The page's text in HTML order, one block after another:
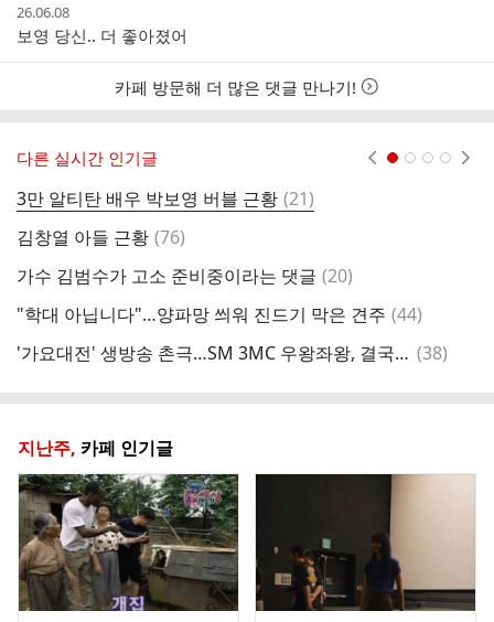
작
성
시
간
26.06.08
보영 당신.. 더 좋아졌어
카페 방문해 더 많은 댓글 만나기!
다른 실시간 인기글
3만 알티탄 배우 박보영 버블 근황 댓
글
(21)
김창열 아들 근황 댓
(76)
가수 김범수가 고소 준비중이라는 댓글 댓
(20)
"학대 아닙니다"…양파망 씌워 진드기 막은 견주 댓
(44)
'가요대전' 생방송 촌극…SM 3MC 우왕좌왕, 결국 제작진 투입 [MD이슈] 댓
(38)
지난주, 카페 인기글